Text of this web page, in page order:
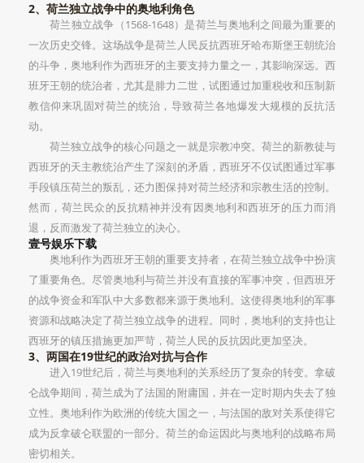
2、荷兰独立战争中的奥地利角色
荷兰独立战争（1568-1648）是荷兰与奥地利之间最为重要的
一次历史交锋。这场战争是荷兰人民反抗西班牙哈布斯堡王朝统治
的斗争，奥地利作为西班牙的主要支持力量之一，其影响深远。西
班牙王朝的统治者，尤其是腓力二世，试图通过加重税收和压制新
教信仰来巩固对荷兰的统治，导致荷兰各地爆发大规模的反抗活
动。
荷兰独立战争的核心问题之一就是宗教冲突。荷兰的新教徒与
西班牙的天主教统治产生了深刻的矛盾，西班牙不仅试图通过军事
手段镇压荷兰的叛乱，还力图保持对荷兰经济和宗教生活的控制。
然而，荷兰民众的反抗精神并没有因奥地利和西班牙的压力而消
退，反而激发了荷兰独立的决心。
壹号娱乐下载
奥地利作为西班牙王朝的重要支持者，在荷兰独立战争中扮演
了重要角色。尽管奥地利与荷兰并没有直接的军事冲突，但西班牙
的战争资金和军队中大多数都来源于奥地利。这使得奥地利的军事
资源和战略决定了荷兰独立战争的进程。同时，奥地利的支持也让
西班牙的镇压措施更加严苛，荷兰人民的反抗因此更加坚决。
3、两国在19世纪的政治对抗与合作
进入19世纪后，荷兰与奥地利的关系经历了复杂的转变。拿破
仑战争期间，荷兰成为了法国的附庸国，并在一定时期内失去了独
立性。奥地利作为欧洲的传统大国之一，与法国的敌对关系使得它
成为反拿破仑联盟的一部分。荷兰的命运因此与奥地利的战略布局
密切相关。